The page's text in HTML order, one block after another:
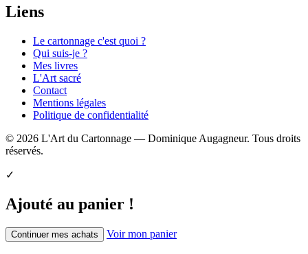
Liens
Le cartonnage c'est quoi ?
Qui suis-je ?
Mes livres
L'Art sacré
Contact
Mentions légales
Politique de confidentialité
© 2026 L'Art du Cartonnage — Dominique Augagneur. Tous droits
réservés.
✓
Ajouté au panier !
Continuer mes achats Voir mon panier